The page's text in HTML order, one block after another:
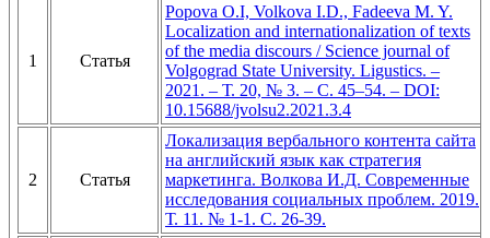
1 Статья
Popova O.I, Volkova I.D., Fadeeva M. Y.
Localization and internationalization of texts
of the media discours / Science journal of
Volgograd State University. Ligustics. –
2021. – Т. 20, № 3. – С. 45–54. – DOI:
10.15688/jvolsu2.2021.3.4
2 Статья
Локализация вербального контента сайта
на английский язык как стратегия
маркетинга. Волкова И.Д. Современные
исследования социальных проблем. 2019.
Т. 11. № 1-1. С. 26-39.